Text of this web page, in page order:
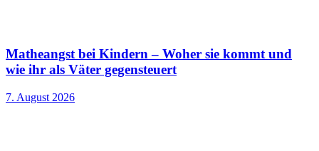
Matheangst bei Kindern – Woher sie kommt und
wie ihr als Väter gegensteuert
7. August 2026